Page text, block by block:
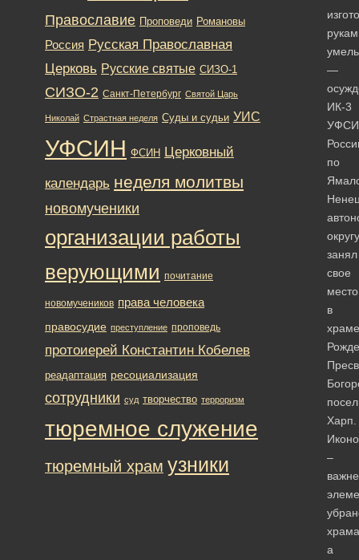
—
ИК-3
по
округу
занял
свое
место
в
храме
Харп.
–
а
Православие Проповеди Романовы
Россия Русская Православная
Церковь Русские святые СИЗО-1
СИЗО-2 Санкт-Петербург Святой Царь
Николай Страстная неделя Суды и судьи УИС
УФСИН ФСИН Церковный
календарь неделя молитвы
новомученики
организации работы
верующими почитание
новомучеников права человека
правосудие преступление проповедь
протоиерей Константин Кобелев
реадаптация ресоциализация
сотрудники суд творчество терроризм
тюремное служение
тюремный храм узники